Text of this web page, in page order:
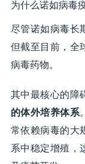
为什么诺如病毒
尽管诺如病毒长
但截至目前，全
病毒药物。
其中最核心的障
的体外培养体系
常依赖病毒的大
系中稳定增殖，